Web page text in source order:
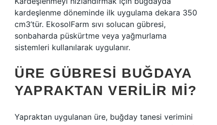
kardeşlenme döneminde ilk uygulama dekara 350
cm3’tür. EkosolFarm sıvı solucan gübresi,
sonbaharda püskürtme veya yağmurlama
sistemleri kullanılarak uygulanır.
ÜRE GÜBRESI BUĞDAYA
YAPRAKTAN VERILIR MI?
Yapraktan uygulanan üre, buğday tanesi verimini